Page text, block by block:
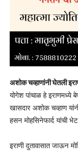
अशोक चव्हाणांनी घेतली
योगेश पांचाळ हे इराणमध्ये
खासदार अशोक चव्हाण
हसन मोहसिनेफार्द यांची
इराणी दुतावासात जाऊन